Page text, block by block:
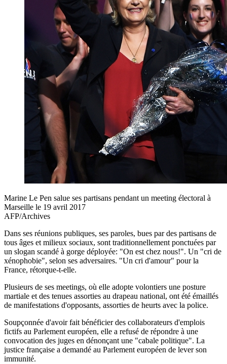
Marine Le Pen salue ses partisans pendant un meeting électoral à
Marseille le 19 avril 2017
AFP/Archives
Dans ses réunions publiques, ses paroles, bues par des partisans de
tous âges et milieux sociaux, sont traditionnellement ponctuées par
un slogan scandé à gorge déployée: "On est chez nous!". Un "cri de
xénophobie", selon ses adversaires. "Un cri d'amour" pour la
France, rétorque-t-elle.
Plusieurs de ses meetings, où elle adopte volontiers une posture
martiale et des tenues assorties au drapeau national, ont été émaillés
de manifestations d'opposants, assorties de heurts avec la police.
Soupçonnée d'avoir fait bénéficier des collaborateurs d'emplois
fictifs au Parlement européen, elle a refusé de répondre à une
convocation des juges en dénonçant une "cabale politique". La
justice française a demandé au Parlement européen de lever son
immunité.